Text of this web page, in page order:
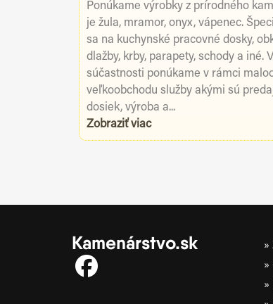
Ponúkame výrobky z prírodného
je žula, mramor, onyx, vápenec.
sa na kuchynské pracovné dosky,
dlažby, krby, parapety, schody a iné. V
súčastnosti ponúkame v rámci
veľkoobchodu služby akými sú
dosiek, výroba a...
Zobraziť viac
Kamenárstvo.sk